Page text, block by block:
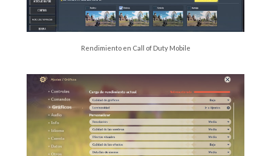
Rendimiento en Call of Duty Mobile